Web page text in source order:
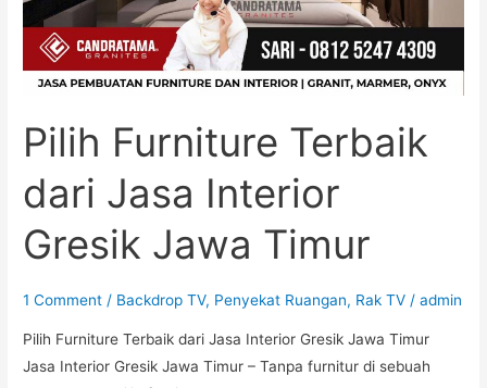
Pilih Furniture Terbaik
dari Jasa Interior
Gresik Jawa Timur
1 Comment / Backdrop TV, Penyekat Ruangan, Rak TV /admin
Pilih Furniture Terbaik dari Jasa Interior Gresik Jawa Timur
Jasa Interior Gresik Jawa Timur – Tanpa furnitur di sebuah